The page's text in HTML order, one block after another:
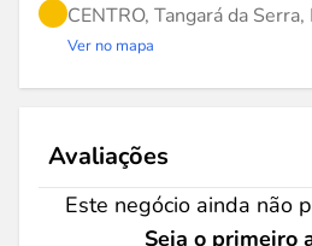
CENTRO, Tangará da Serra,
Ver no mapa
Avaliações
Este negócio ainda não
Seja o primeiro